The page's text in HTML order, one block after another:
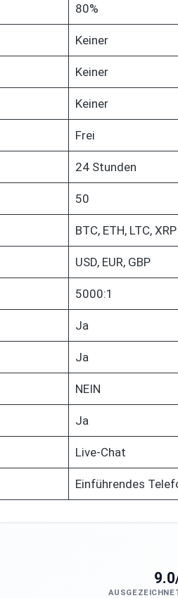
80%
Keiner
Keiner
Keiner
Frei
24 Stunden
50
BTC, ETH, LTC, XRP
USD, EUR, GBP
5000:1
Ja
Ja
NEIN
Ja
Live-Chat
Einführendes